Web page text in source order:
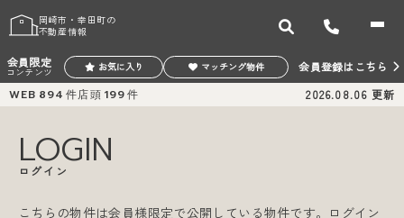
岡崎市・幸田町の
不動産情報
会員限定
コンテンツ お気に入り マッチング物件 会員登録はこちら
WEB 894 件店頭 199件 2026.08.06 更新
LOGIN
ログイン
こちらの物件は会員様限定で公開している物件です。ログイン